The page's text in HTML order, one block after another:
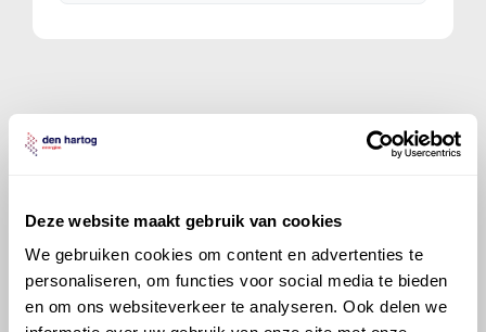
Deze website maakt gebruik van cookies
We gebruiken cookies om content en advertenties te
personaliseren, om functies voor social media te bieden
en om ons websiteverkeer te analyseren. Ook delen we
©Olyslager
Alle rechten voorbehouden. Deze
andere manieren worden overgedragen zonder
voorafgaande schriftelijke toestemming van Olyslager
Organisation B.V. Hoewel alles in het werk is gesteld
om ervoor te zorgen dat deze gegevens zo accuraat
en compleet mogelijk zijn, wordt geen